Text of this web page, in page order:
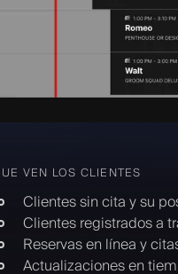
VEN LOS CLIENTES
Clientes sin cita y su
Clientes registrados a
Reservas en línea y
Actualizaciones en